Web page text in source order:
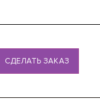
СДЕЛАТЬ ЗАКАЗ